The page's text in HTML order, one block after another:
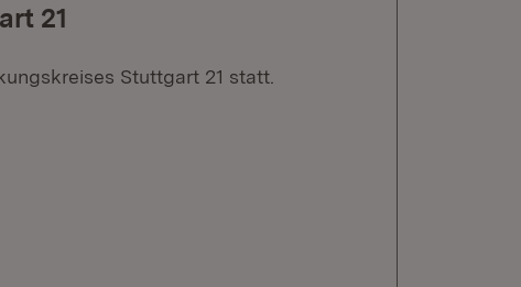
21
Stuttgart 21 statt.